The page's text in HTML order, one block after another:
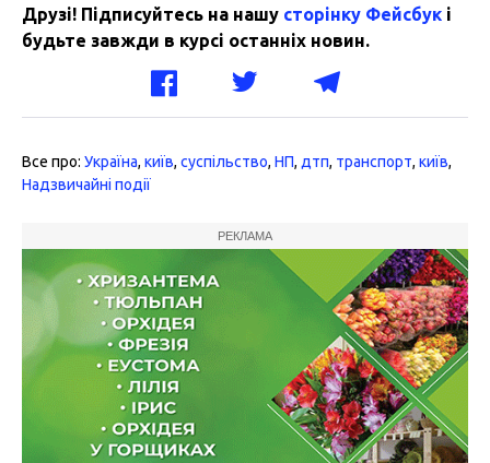
Друзі! Підписуйтесь на нашу сторінку Фейсбук і
будьте завжди в курсі останніх новин.
Все про: Україна, київ, суспільство, НП, дтп, транспорт, київ,
Надзвичайні події
РЕКЛАМА